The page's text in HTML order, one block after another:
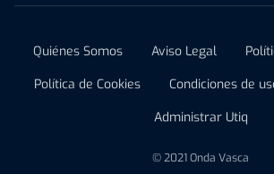
Quiénes Somos Aviso Legal
Política de Cookies
Condiciones de
Administrar Utiq
© 2021 Onda Vasca